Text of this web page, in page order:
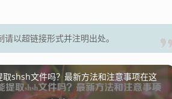
以超链接形式并注明出处。
取shsh文件吗？最新方法和注意事项在这